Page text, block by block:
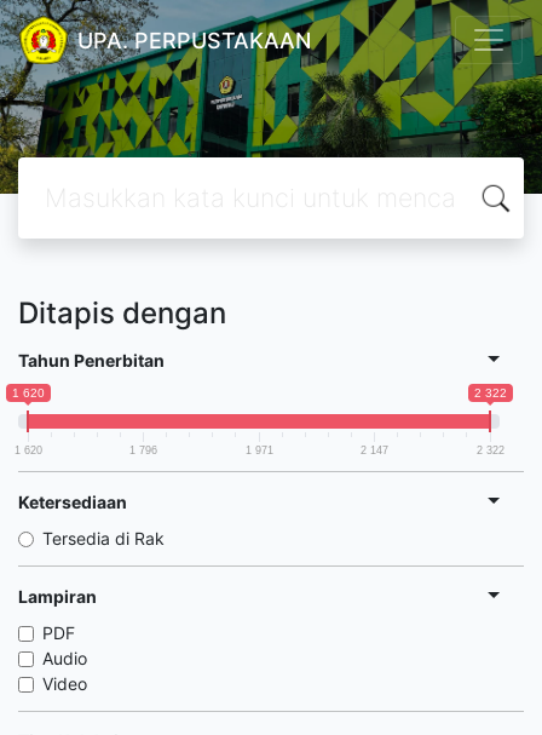
UPA. PERPUSTAKAAN
Ditapis dengan
Tahun Penerbitan
1 620 2 322
1 620 1 796 1 971 2 147 2 322
Ketersediaan
Tersedia di Rak
Lampiran
PDF
Audio
Video